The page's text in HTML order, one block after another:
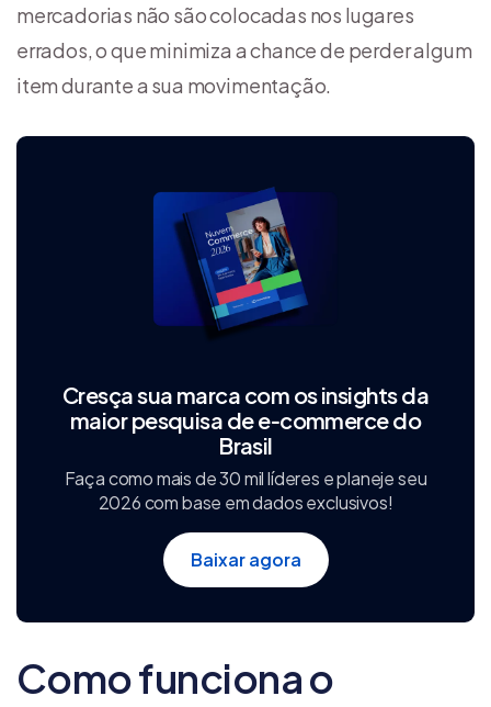
mercadorias não são colocadas nos lugares
errados, o que minimiza a chance de perder algum
item durante a sua movimentação.
Cresça sua marca com os insights da
maior pesquisa de e‑commerce do
Brasil
Faça como mais de 30 mil líderes e planeje seu
2026 com base em dados exclusivos!
Baixar agora
Como funciona o